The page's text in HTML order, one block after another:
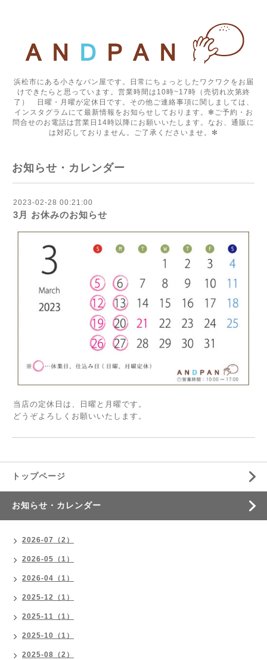
浜松市にある小さなパン屋です。日常にちょっとしたワクワクをお届
けできたらと思っています。営業時間は10時~17時（売切れ次第終
了） 日曜・月曜が定休日です。その他ご連絡事項に関しましては、
インスタグラムにて最新情報をお知らせしております。✻ご予約・お
問合せのお電話は営業日14時以降にお願いいたします。なお、通販に
は対応しておりません。ご了承くださいませ。✻
お知らせ・カレンダー
2023-02-28 00:21:00
3月 お休みのお知らせ
当店の定休日は、日曜と月曜です。
どうぞよろしくお願いいたします。
トップページ
お知らせ・カレンダー
2026-07（2）
2026-05（1）
2026-04（1）
2025-12（1）
2025-11（1）
2025-10（1）
2025-08（2）